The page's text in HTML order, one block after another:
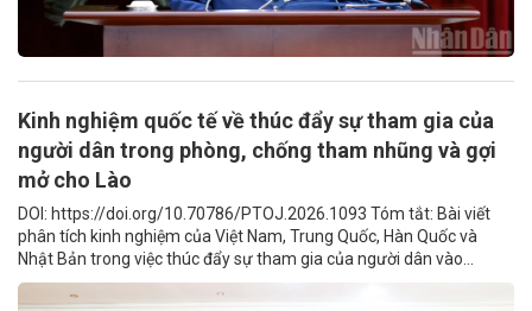
Kinh nghiệm quốc tế về thúc đẩy sự tham gia của
người dân trong phòng, chống tham nhũng và gợi
mở cho Lào
DOI: https://doi.org/10.70786/PTOJ.2026.1093 Tóm tắt: Bài viết
phân tích kinh nghiệm của Việt Nam, Trung Quốc, Hàn Quốc và
Nhật Bản trong việc thúc đẩy sự tham gia của người dân vào...